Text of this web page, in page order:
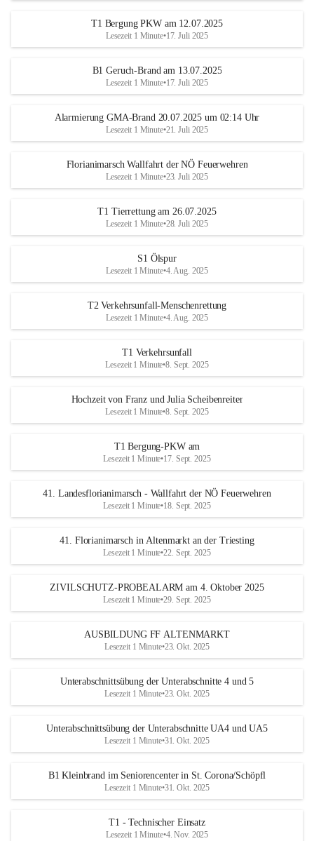
T1 Bergung PKW am 12.07.2025
Lesezeit 1 Minute•17. Juli 2025
B1 Geruch-Brand am 13.07.2025
Lesezeit 1 Minute•17. Juli 2025
Alarmierung GMA-Brand 20.07.2025 um 02:14 Uhr
Lesezeit 1 Minute•21. Juli 2025
Florianimarsch Wallfahrt der NÖ Feuerwehren
Lesezeit 1 Minute•23. Juli 2025
T1 Tierrettung am 26.07.2025
Lesezeit 1 Minute•28. Juli 2025
S1 Ölspur
Lesezeit 1 Minute•4. Aug. 2025
T2 Verkehrsunfall-Menschenrettung
Lesezeit 1 Minute•4. Aug. 2025
T1 Verkehrsunfall
Lesezeit 1 Minute•8. Sept. 2025
Hochzeit von Franz und Julia Scheibenreiter
Lesezeit 1 Minute•8. Sept. 2025
T1 Bergung-PKW am
Lesezeit 1 Minute•17. Sept. 2025
41. Landesflorianimarsch - Wallfahrt der NÖ Feuerwehren
Lesezeit 1 Minute•18. Sept. 2025
41. Florianimarsch in Altenmarkt an der Triesting
Lesezeit 1 Minute•22. Sept. 2025
ZIVILSCHUTZ-PROBEALARM am 4. Oktober 2025
Lesezeit 1 Minute•29. Sept. 2025
AUSBILDUNG FF ALTENMARKT
Lesezeit 1 Minute•23. Okt. 2025
Unterabschnittsübung der Unterabschnitte 4 und 5
Lesezeit 1 Minute•23. Okt. 2025
Unterabschnittsübung der Unterabschnitte UA4 und UA5
Lesezeit 1 Minute•31. Okt. 2025
B1 Kleinbrand im Seniorencenter in St. Corona/Schöpfl
Lesezeit 1 Minute•31. Okt. 2025
T1 - Technischer Einsatz
Lesezeit 1 Minute•4. Nov. 2025